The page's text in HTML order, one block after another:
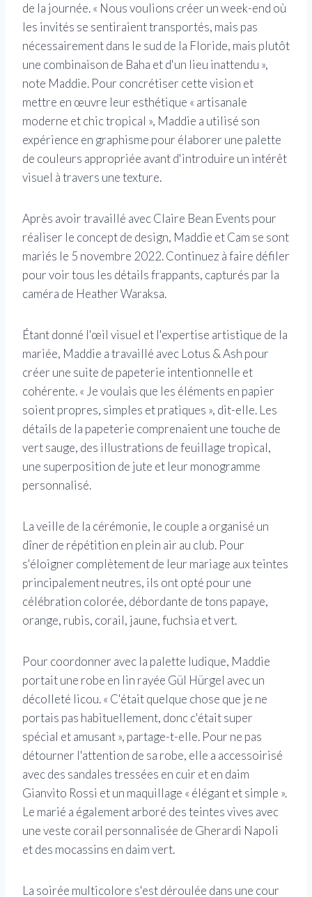
de la journée. « Nous voulions créer un week-end où
les invités se sentiraient transportés, mais pas
nécessairement dans le sud de la Floride, mais plutôt
une combinaison de Baha et d'un lieu inattendu »,
note Maddie. Pour concrétiser cette vision et
mettre en œuvre leur esthétique « artisanale
moderne et chic tropical », Maddie a utilisé son
expérience en graphisme pour élaborer une palette
de couleurs appropriée avant d'introduire un intérêt
visuel à travers une texture.
Après avoir travaillé avec Claire Bean Events pour
réaliser le concept de design, Maddie et Cam se sont
mariés le 5 novembre 2022. Continuez à faire défiler
pour voir tous les détails frappants, capturés par la
caméra de Heather Waraksa.
Étant donné l'œil visuel et l'expertise artistique de la
mariée, Maddie a travaillé avec Lotus & Ash pour
créer une suite de papeterie intentionnelle et
cohérente. « Je voulais que les éléments en papier
soient propres, simples et pratiques », dit-elle. Les
détails de la papeterie comprenaient une touche de
vert sauge, des illustrations de feuillage tropical,
une superposition de jute et leur monogramme
personnalisé.
La veille de la cérémonie, le couple a organisé un
dîner de répétition en plein air au club. Pour
s'éloigner complètement de leur mariage aux teintes
principalement neutres, ils ont opté pour une
célébration colorée, débordante de tons papaye,
orange, rubis, corail, jaune, fuchsia et vert.
Pour coordonner avec la palette ludique, Maddie
portait une robe en lin rayée Gül Hürgel avec un
décolleté licou. « C'était quelque chose que je ne
portais pas habituellement, donc c'était super
spécial et amusant », partage-t-elle. Pour ne pas
détourner l'attention de sa robe, elle a accessoirisé
avec des sandales tressées en cuir et en daim
Gianvito Rossi et un maquillage « élégant et simple ».
Le marié a également arboré des teintes vives avec
une veste corail personnalisée de Gherardi Napoli
et des mocassins en daim vert.
La soirée multicolore s'est déroulée dans une cour